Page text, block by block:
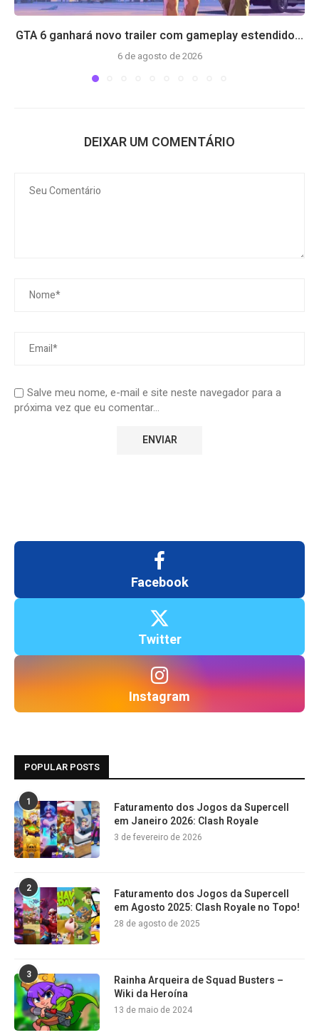
GTA 6 ganhará novo trailer com gameplay estendido...
6 de agosto de 2026
DEIXAR UM COMENTÁRIO
Salve meu nome, e-mail e site neste navegador para a
próxima vez que eu comentar...
Facebook
Twitter
Instagram
POPULAR POSTS
1
Faturamento dos Jogos da Supercell
em Janeiro 2026: Clash Royale
3 de fevereiro de 2026
2
Faturamento dos Jogos da Supercell
em Agosto 2025: Clash Royale no Topo!
28 de agosto de 2025
3
Rainha Arqueira de Squad Busters –
Wiki da Heroína
13 de maio de 2024